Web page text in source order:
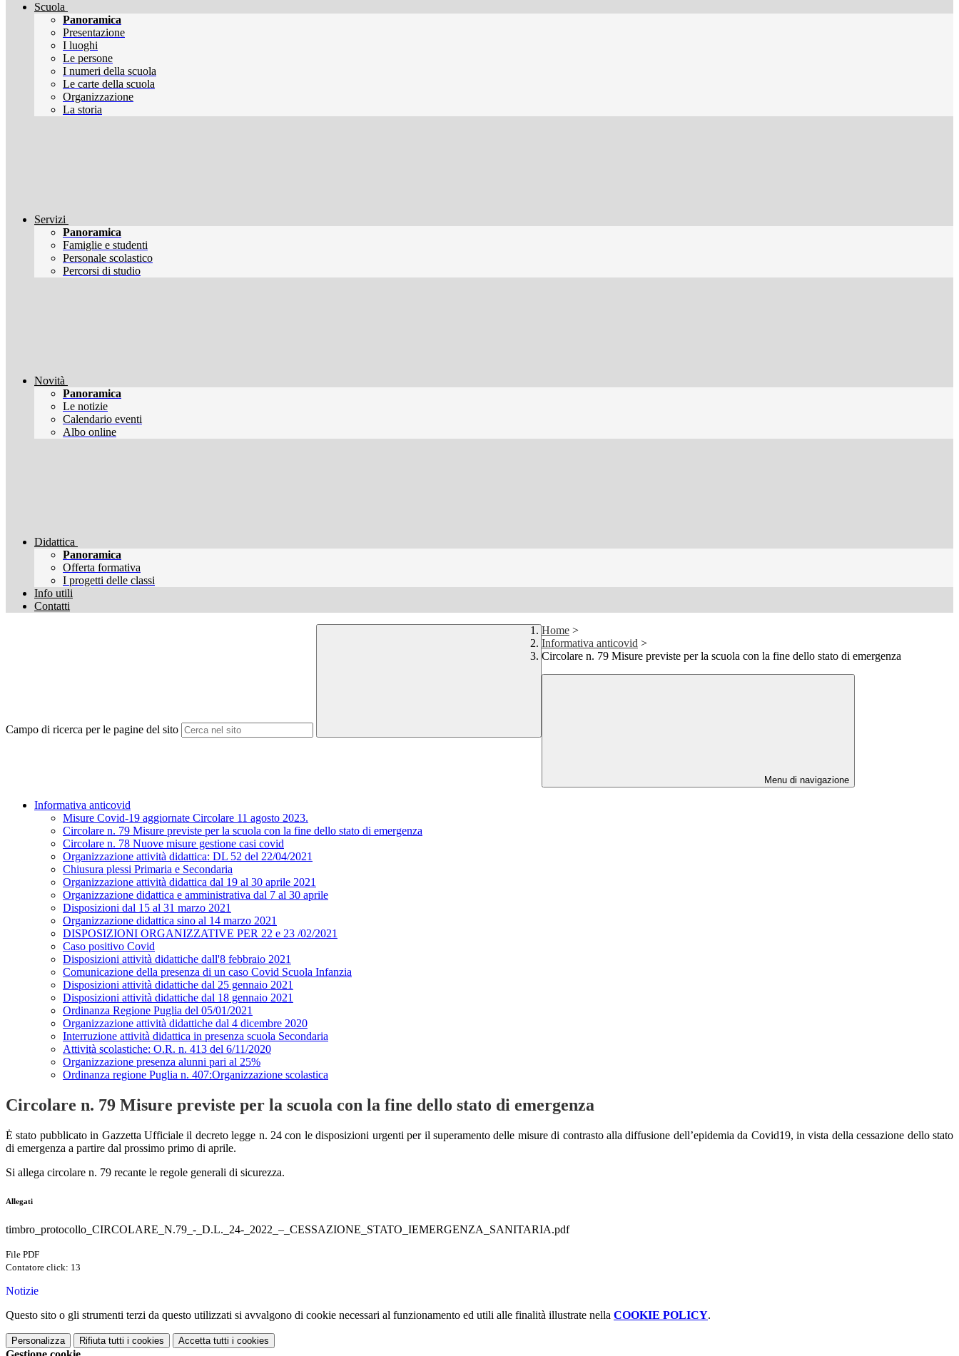
Scuola
Panoramica
Presentazione
I luoghi
Le persone
I numeri della scuola
Le carte della scuola
Organizzazione
La storia
Servizi
Panoramica
Famiglie e studenti
Personale scolastico
Percorsi di studio
Novità
Panoramica
Le notizie
Calendario eventi
Albo online
Didattica
Panoramica
Offerta formativa
I progetti delle classi
Info utili
Contatti
Campo di ricerca per le pagine del sito
Home >
Informativa anticovid >
Circolare n. 79 Misure previste per la scuola con la fine dello stato di emergenza
Menu di navigazione
Informativa anticovid
Misure Covid-19 aggiornate Circolare 11 agosto 2023.
Circolare n. 79 Misure previste per la scuola con la fine dello stato di emergenza
Circolare n. 78 Nuove misure gestione casi covid
Organizzazione attività didattica: DL 52 del 22/04/2021
Chiusura plessi Primaria e Secondaria
Organizzazione attività didattica dal 19 al 30 aprile 2021
Organizzazione didattica e amministrativa dal 7 al 30 aprile
Disposizioni dal 15 al 31 marzo 2021
Organizzazione didattica sino al 14 marzo 2021
DISPOSIZIONI ORGANIZZATIVE PER 22 e 23 /02/2021
Caso positivo Covid
Disposizioni attività didattiche dall'8 febbraio 2021
Comunicazione della presenza di un caso Covid Scuola Infanzia
Disposizioni attività didattiche dal 25 gennaio 2021
Disposizioni attività didattiche dal 18 gennaio 2021
Ordinanza Regione Puglia del 05/01/2021
Organizzazione attività didattiche dal 4 dicembre 2020
Interruzione attività didattica in presenza scuola Secondaria
Attività scolastiche: O.R. n. 413 del 6/11/2020
Organizzazione presenza alunni pari al 25%
Ordinanza regione Puglia n. 407:Organizzazione scolastica
Circolare n. 79 Misure previste per la scuola con la fine dello stato di emergenza
Ė stato pubblicato in Gazzetta Ufficiale il decreto legge n. 24 con le disposizioni urgenti per il superamento delle misure di contrasto alla diffusione dell’epidemia da Covid19, in vista della cessazione dello stato
di emergenza a partire dal prossimo primo di aprile.
Si allega circolare n. 79 recante le regole generali di sicurezza.
Allegati
timbro_protocollo_CIRCOLARE_N.79_-_D.L._24-_2022_–_CESSAZIONE_STATO_IEMERGENZA_SANITARIA.pdf
File PDF
Contatore click: 13
Notizie
Questo sito o gli strumenti terzi da questo utilizzati si avvalgono di cookie necessari al funzionamento ed utili alle finalità illustrate nella COOKIE POLICY.
Personalizza Rifiuta tutti i cookies Accetta tutti i cookies